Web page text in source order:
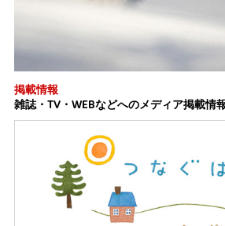
掲載情報
雑誌・TV・WEBなどへのメディア掲載情